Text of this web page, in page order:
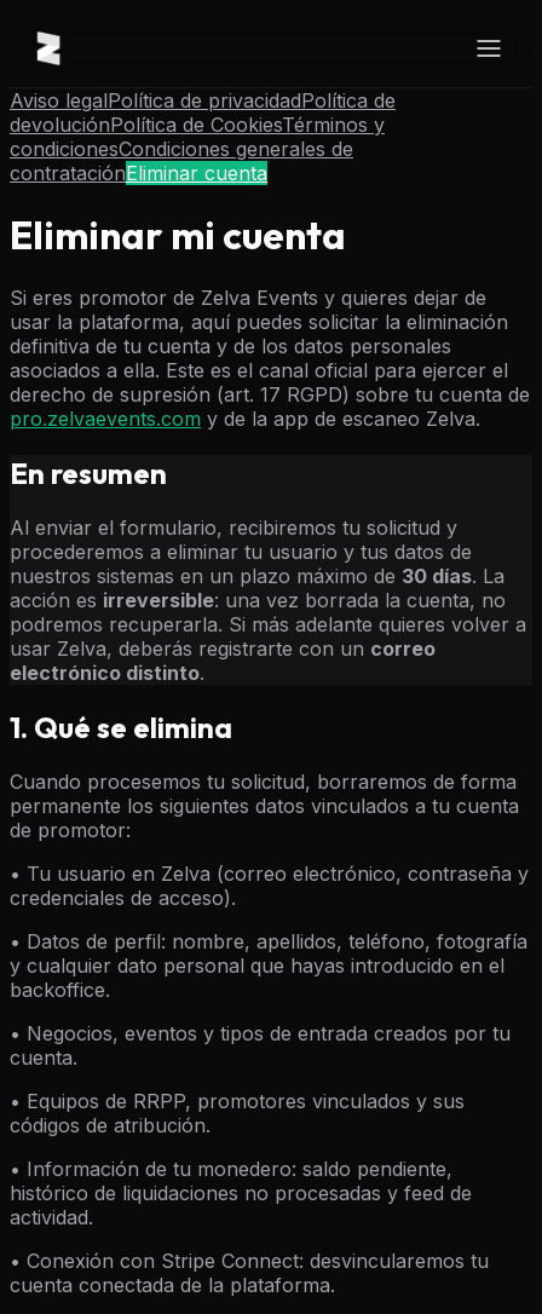
Aviso legalPolítica de privacidadPolítica de
devoluciónPolítica de CookiesTérminos y
condicionesCondiciones generales de
contrataciónEliminar cuenta
Eliminar mi cuenta
Si eres promotor de Zelva Events y quieres dejar de
usar la plataforma, aquí puedes solicitar la eliminación
definitiva de tu cuenta y de los datos personales
asociados a ella. Este es el canal oficial para ejercer el
derecho de supresión (art. 17 RGPD) sobre tu cuenta de
pro.zelvaevents.com y de la app de escaneo Zelva.
En resumen
Al enviar el formulario, recibiremos tu solicitud y
procederemos a eliminar tu usuario y tus datos de
nuestros sistemas en un plazo máximo de 30 días. La
acción es irreversible: una vez borrada la cuenta, no
podremos recuperarla. Si más adelante quieres volver a
usar Zelva, deberás registrarte con un correo
electrónico distinto.
1. Qué se elimina
Cuando procesemos tu solicitud, borraremos de forma
permanente los siguientes datos vinculados a tu cuenta
de promotor:
• Tu usuario en Zelva (correo electrónico, contraseña y
credenciales de acceso).
• Datos de perfil: nombre, apellidos, teléfono, fotografía
y cualquier dato personal que hayas introducido en el
backoffice.
• Negocios, eventos y tipos de entrada creados por tu
cuenta.
• Equipos de RRPP, promotores vinculados y sus
códigos de atribución.
• Información de tu monedero: saldo pendiente,
histórico de liquidaciones no procesadas y feed de
actividad.
• Conexión con Stripe Connect: desvincularemos tu
cuenta conectada de la plataforma.